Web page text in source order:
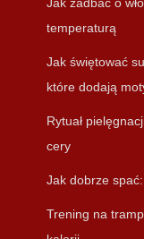
Jak zadbać o
temperaturą
Jak świętować
które dodają
Rytuał
cery
Jak dobrze
Trening na